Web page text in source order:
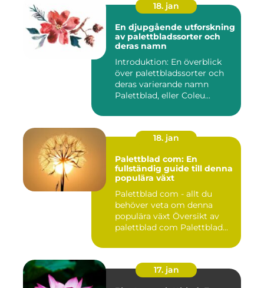
18. jan
En djupgående utforskning
av palettbladssorter och
deras namn
Introduktion: En överblick
över palettbladssorter och
deras varierande namn
Palettblad, eller Coleu...
18. jan
Palettblad com: En
fullständig guide till denna
populära växt
Palettblad com - allt du
behöver veta om denna
populära växt Översikt av
palettblad com Palettblad...
17. jan